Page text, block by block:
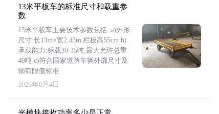
13米平板车的标准尺寸和载重参
数
13米平板车主要技术参数包括: a)外形
尺寸:长13m×宽2.45m,栏板高55cm b)
承载能力:标载30-35吨,最大允许总重
49吨 c)符合国家道路车辆外廓尺寸及
轴荷限值标准
2026年8月4日